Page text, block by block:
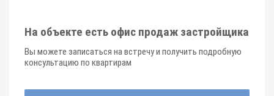
На объекте есть офис продаж застройщика
Вы можете записаться на встречу и получить подробную
консультацию по квартирам